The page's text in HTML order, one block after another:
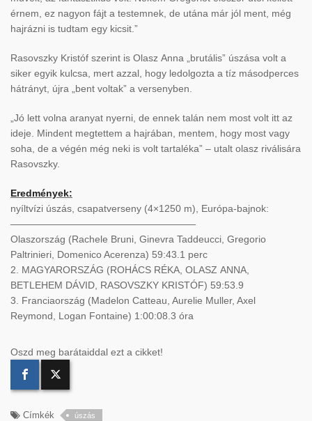
érnem, ez nagyon fájt a testemnek, de utána már jól ment, még
hajrázni is tudtam egy kicsit.”
Rasovszky Kristóf szerint is Olasz Anna „brutális” úszása volt a
siker egyik kulcsa, mert azzal, hogy ledolgozta a tíz másodperces
hátrányt, újra „bent voltak” a versenyben.
„Jó lett volna aranyat nyerni, de ennek talán nem most volt itt az
ideje. Mindent megtettem a hajrában, mentem, hogy most vagy
soha, de a végén még neki is volt tartaléka” – utalt olasz riválisára
Rasovszky.
Eredmények:
nyíltvízi úszás, csapatverseny (4×1250 m), Európa-bajnok:
———————————————————
Olaszország (Rachele Bruni, Ginevra Taddeucci, Gregorio
Paltrinieri, Domenico Acerenza) 59:43.1 perc
2. MAGYARORSZÁG (ROHÁCS RÉKA, OLASZ ANNA,
BETLEHEM DÁVID, RASOVSZKY KRISTÓF) 59:53.9
3. Franciaország (Madelon Catteau, Aurelie Muller, Axel
Reymond, Logan Fontaine) 1:00:08.3 óra
Oszd meg barátaiddal ezt a cikket!
Címkék úszás